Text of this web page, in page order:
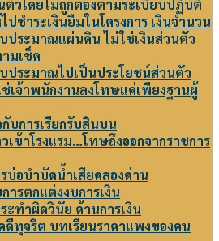
ตัวโดยไม่ถูกต้องตามระเบียบปฏิบัติ
ปชำระเงินยืมในโครงการ เงินจำนวน
บประมาณแผ่นดิน ไม่ใช่เงินส่วนตัว
มเช็ค
บประมาณไปเป็นประโยชน์ส่วนตัว
ช่เจ้าพนักงานลงโทษแค่เพียงฐานผู้
บการเรียกรับสินบน
ข้าโรงแรม…โทษถึงออกจากราชการ
บ่อบำบัดน้ำเสียคลองด่าน
ารตกแต่งงบการเงิน
ะทำผิดวินัย ด้านการเงิน
ดีทุจริต บทเรียนราคาแพงของคน